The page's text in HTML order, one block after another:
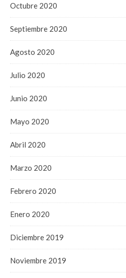
Octubre 2020
Septiembre 2020
Agosto 2020
Julio 2020
Junio 2020
Mayo 2020
Abril 2020
Marzo 2020
Febrero 2020
Enero 2020
Diciembre 2019
Noviembre 2019